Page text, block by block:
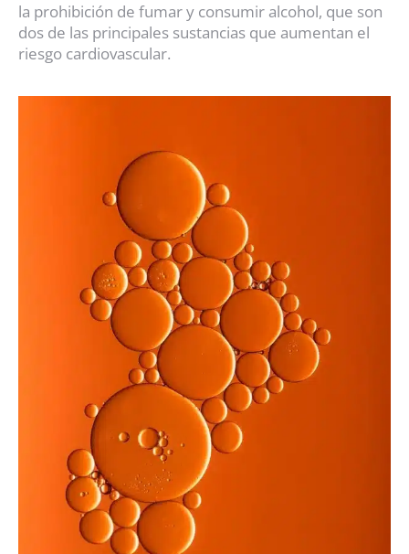
la prohibición de fumar y consumir alcohol, que son
dos de las principales sustancias que aumentan el
riesgo cardiovascular.